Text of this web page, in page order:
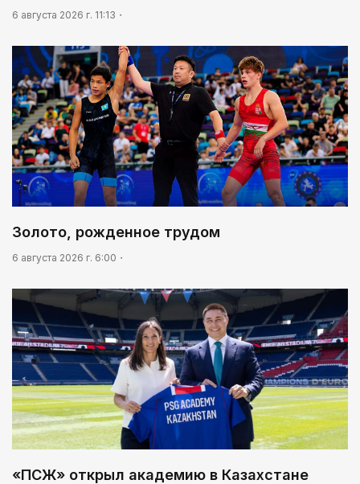
6 августа 2026 г. 11:13
Золото, рожденное трудом
6 августа 2026 г. 6:00
«ПСЖ» открыл академию в Казахстане